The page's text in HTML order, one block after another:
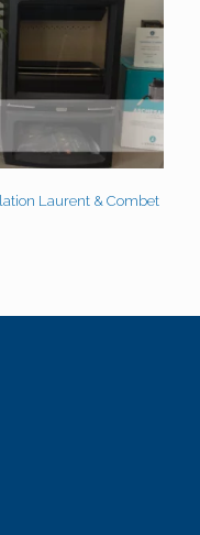
Laurent & Combet